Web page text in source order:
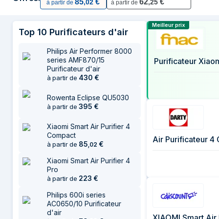
27 juillet 2026
6 août 2026
à partir de
,02
à partir de
,25
Top 10 Purificateurs d'air
Philips Air Performer 8000
series AMF870/15
Purificateur d'air
à partir de 430 €
Rowenta Eclipse QU5030
à partir de 395 €
Xiaomi Smart Air Purifier 4
Compact
à partir de 85,02 €
Xiaomi Smart Air Purifier 4
Pro
à partir de 223 €
Philips 600i series
AC0650/10 Purificateur
d'air
Comparer
Meilleur prix
Purificateur
Air Purificateur 4